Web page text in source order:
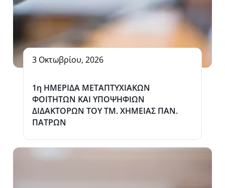
3 Οκτωβρίου, 2026
1η ΗΜΕΡΙΔΑ ΜΕΤΑΠΤΥΧΙΑΚΩΝ
ΦΟΙΤΗΤΩΝ ΚΑΙ ΥΠΟΨΗΦΙΩΝ
ΔΙΔΑΚΤΟΡΩΝ ΤΟΥ ΤΜ. ΧΗΜΕΙΑΣ ΠΑΝ.
ΠΑΤΡΩΝ